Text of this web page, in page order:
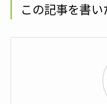
この記事を書い